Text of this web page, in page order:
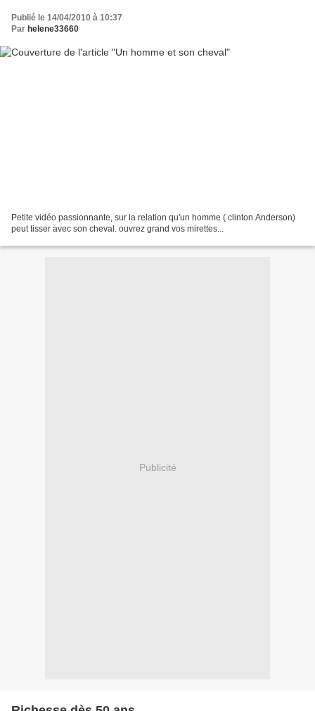
Publié le 14/04/2010 à 10:37
Par helene33660
Petite vidéo passionnante, sur la relation qu'un homme ( clinton Anderson)
peut tisser avec son cheval. ouvrez grand vos mirettes...
Publicité